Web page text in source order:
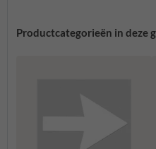
Productcategorieën in deze